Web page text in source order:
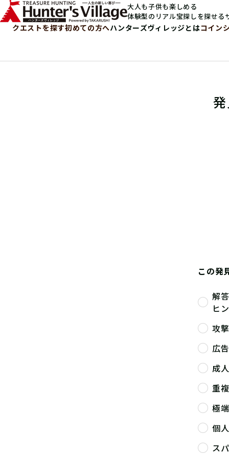
大人も子供も楽しめる
体験型のリアル宝探しを探せる
クエストを探す初めての方へハンターズヴィレッジとはコイン
この発
解
ヒ
攻
広
成
重
極
個
ス